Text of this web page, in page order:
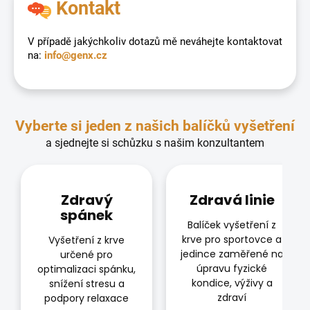
Kontakt
V případě jakýchkoliv dotazů mě neváhejte kontaktovat
na: info@genx.cz
Vyberte si jeden z našich balíčků vyšetření
a sjednejte si schůzku s našim konzultantem
Zdravý
spánek
Vyšetření z krve
určené pro
optimalizaci spánku,
snížení stresu a
podpory relaxace
Zdravá linie
Balíček vyšetření z
krve pro sportovce a
jedince zaměřené na
úpravu fyzické
kondice, výživy a
zdraví